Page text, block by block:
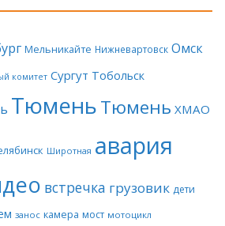
Мельникайте Нижневартовск Омск
комитет Сургут Тобольск
ТюменьТюмень ХМАО
Широтная авария
встречка грузовик дети
занос камера мост мотоцикл